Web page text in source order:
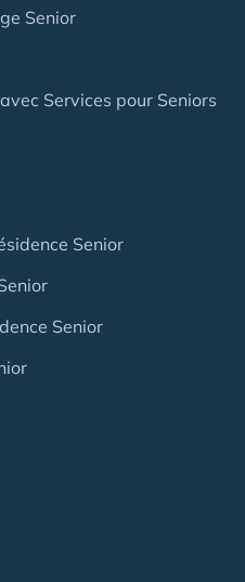
Senior
Services pour Seniors
Senior
Senior